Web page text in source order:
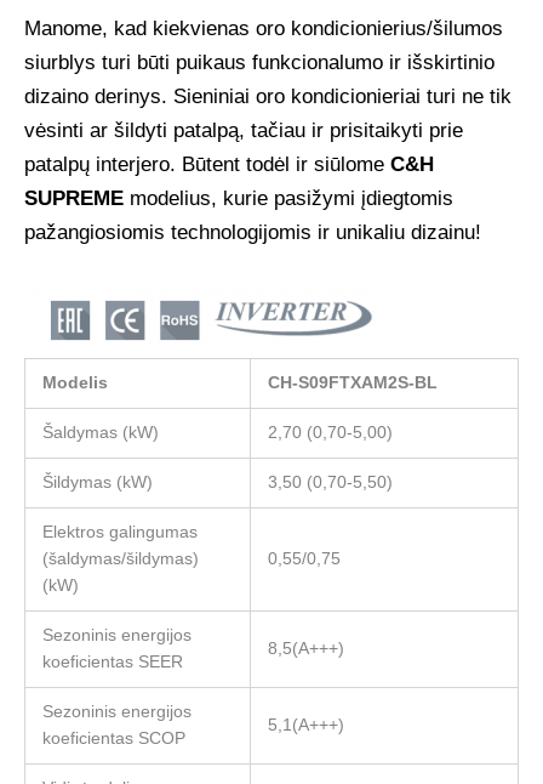
Manome, kad kiekvienas oro kondicionierius/šilumos
siurblys turi būti puikaus funkcionalumo ir išskirtinio
dizaino derinys. Sieniniai oro kondicionieriai turi ne tik
vėsinti ar šildyti patalpą, tačiau ir prisitaikyti prie
patalpų interjero. Būtent todėl ir siūlome C&H
SUPREME modelius, kurie pasižymi įdiegtomis
pažangiosiomis technologijomis ir unikaliu dizainu!
Modelis CH-S09FTXAM2S-BL
Šaldymas (kW) 2,70 (0,70-5,00)
Šildymas (kW) 3,50 (0,70-5,50)
Elektros galingumas
(šaldymas/šildymas)
(kW)
0,55/0,75
Sezoninis energijos
koeficientas SEER
8,5(А+++)
Sezoninis energijos
koeficientas SCOP
5,1(А+++)